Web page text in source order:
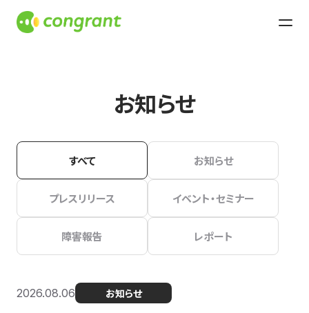
お知らせ
すべて お知らせ
プレスリリース イベント・セミナー
障害報告 レポート
2026.08.06 お知らせ